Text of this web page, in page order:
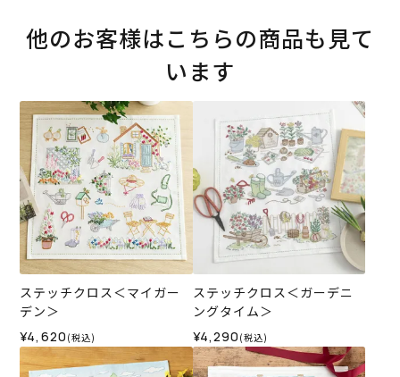
他のお客様はこちらの商品も見て
います
ステッチクロス＜マイガー
デン＞
¥4,620 (税込)
ステッチクロス＜ガーデニ
ングタイム＞
¥4,290 (税込)